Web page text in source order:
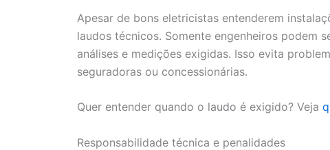
Apesar de bons eletricistas entenderem
laudos técnicos. Somente engenheiros podem
análises e medições exigidas. Isso evita
seguradoras ou concessionárias.
Quer entender quando o laudo é exigido? Veja
Responsabilidade técnica e penalidades